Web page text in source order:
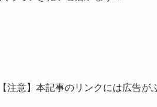
【注意】本記事のリンクには広告が